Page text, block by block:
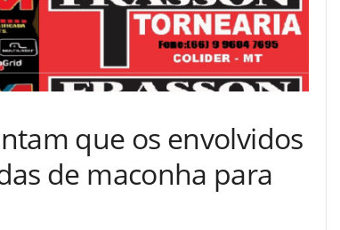
que os envolvidos
de maconha para